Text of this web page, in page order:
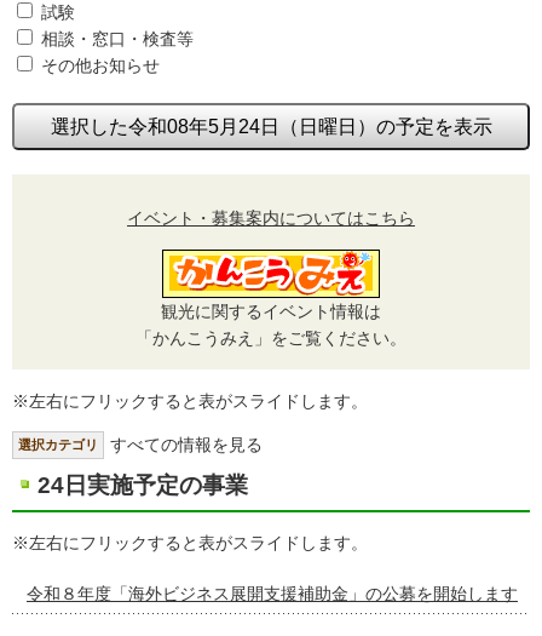
試験
相談・窓口・検査等
その他お知らせ
選択した令和08年5月24日（日曜日）の予定を表示
イベント・募集案内についてはこちら
観光に関するイベント情報は
「かんこうみえ」をご覧ください。
※左右にフリックすると表がスライドします。
選択カテゴリ すべての情報を見る
24日実施予定の事業
※左右にフリックすると表がスライドします。
令和８年度「海外ビジネス展開支援補助金」の公募を開始します